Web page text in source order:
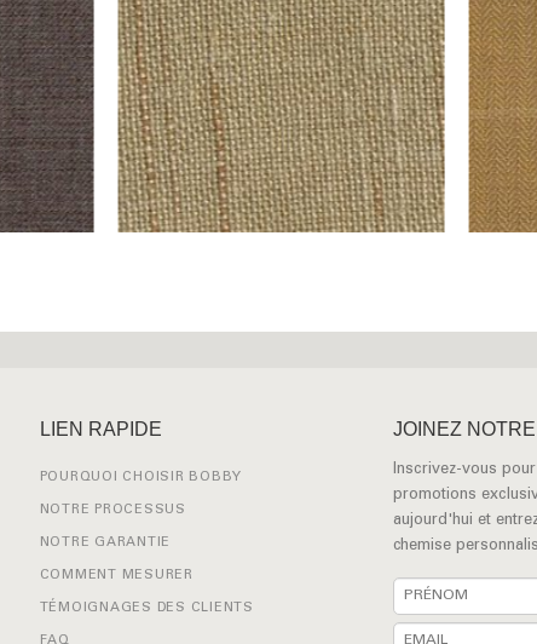
LIEN RAPIDE
POURQUOI CHOISIR BOBBY
NOTRE PROCESSUS
NOTRE GARANTIE
COMMENT MESURER
TÉMOIGNAGES DES CLIENTS
JOINEZ
Inscrivez-vous
promotions
aujourd'hui et
chemise